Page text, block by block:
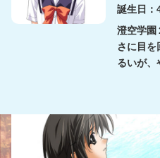
誕生日：
澄空学園
さに目を
るいが、